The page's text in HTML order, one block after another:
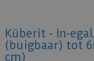
Küberit - In-
(buigbaar) tot
cm)